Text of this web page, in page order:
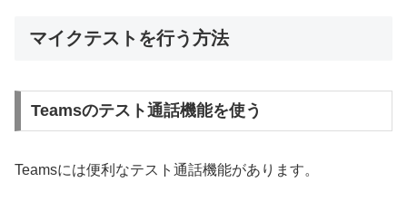
マイクテストを行う方法
Teamsのテスト通話機能を使う
Teamsには便利なテスト通話機能があります。